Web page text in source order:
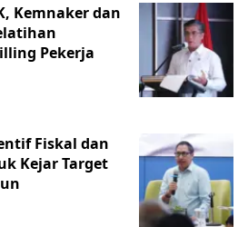
Kemnaker dan
Pekerja
Fiskal dan
Kejar Target